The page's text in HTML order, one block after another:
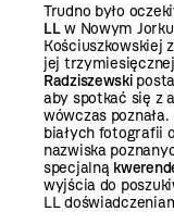
Trudno było
LLw Nowym
Kościuszkowskiej
jej
Radziszewski
aby spotkać się z
wówczas
białych fotografii
nazwiska
specjalną
wyjścia do
LL